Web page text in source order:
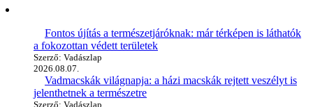
Fontos újítás a természetjáróknak: már térképen is láthatók
a fokozottan védett területek
Szerző: Vadászlap
2026.08.07.
Vadmacskák világnapja: a házi macskák rejtett veszélyt is
jelenthetnek a természetre
Szerző: Vadászlap